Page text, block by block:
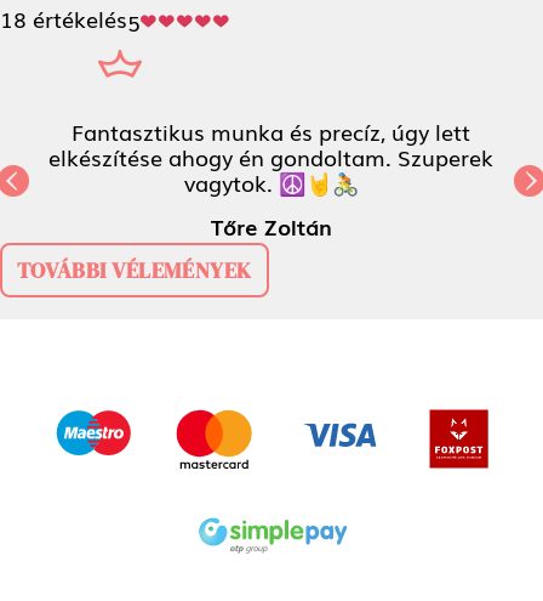
18 értékelés5
Fantasztikus munka és precíz, úgy lett
elkészítése ahogy én gondoltam. Szuperek
vagytok. ☮️🤘🚴
Tőre Zoltán
Previous
TOVÁBBI VÉLEMÉNYEK